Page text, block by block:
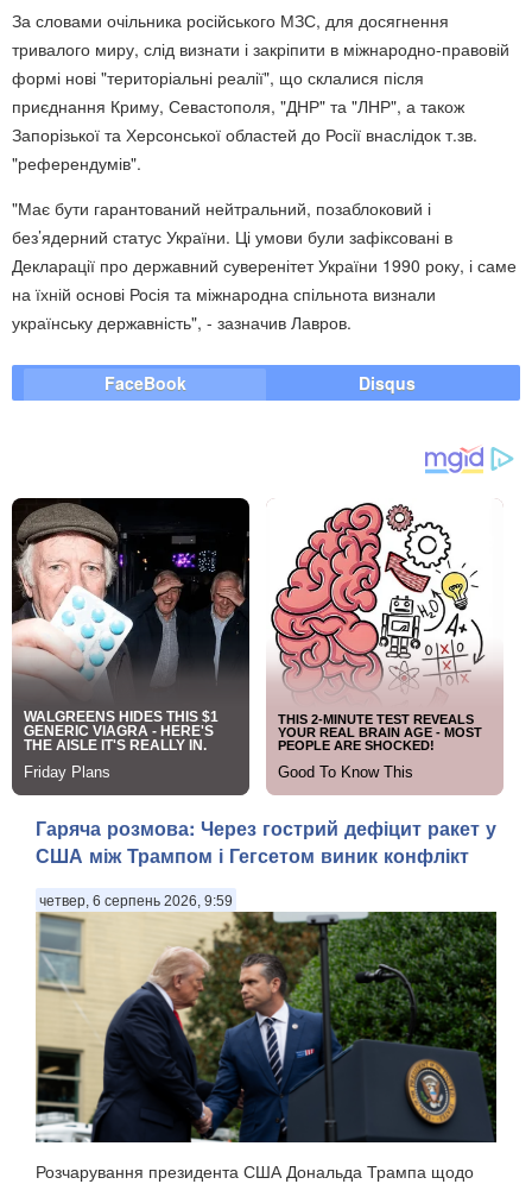
За словами очільника російського МЗС, для досягнення
тривалого миру, слід визнати і закріпити в міжнародно-правовій
формі нові "територіальні реалії", що склалися після
приєднання Криму, Севастополя, "ДНР" та "ЛНР", а також
Запорізької та Херсонської областей до Росії внаслідок т.зв.
"референдумів".
"Має бути гарантований нейтральний, позаблоковий і
без’ядерний статус України. Ці умови були зафіксовані в
Декларації про державний суверенітет України 1990 року, і саме
на їхній основі Росія та міжнародна спільнота визнали
українську державність", - зазначив Лавров.
FaceBook Disqus
Гаряча розмова: Через гострий дефіцит ракет у
США між Трампом і Гегсетом виник конфлікт
четвер, 6 серпень 2026, 9:59
Розчарування президента США Дональда Трампа щодо